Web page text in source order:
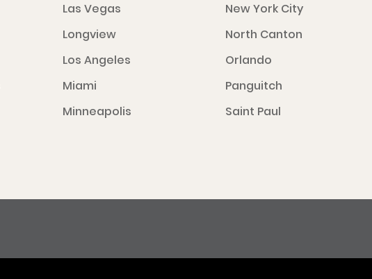
Las Vegas
Longview
Los Angeles
Miami
Minneapolis
New York City
North Canton
Orlando
Panguitch
Saint Paul